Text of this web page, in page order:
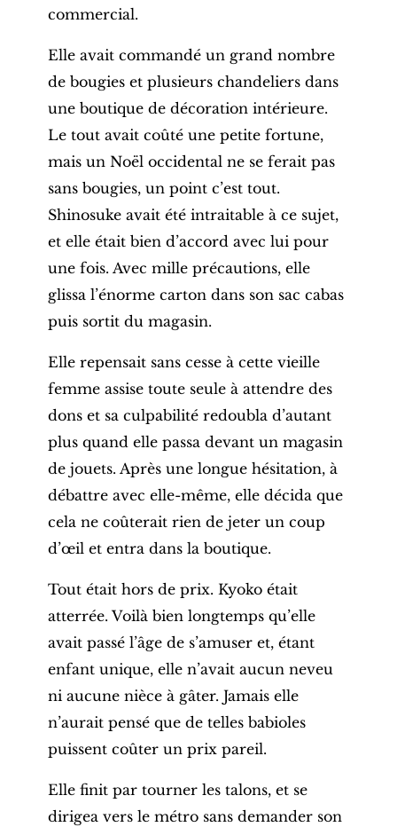
commercial.
Elle avait commandé un grand nombre
de bougies et plusieurs chandeliers dans
une boutique de décoration intérieure.
Le tout avait coûté une petite fortune,
mais un Noël occidental ne se ferait pas
sans bougies, un point c’est tout.
Shinosuke avait été intraitable à ce sujet,
et elle était bien d’accord avec lui pour
une fois. Avec mille précautions, elle
glissa l’énorme carton dans son sac cabas
puis sortit du magasin.
Elle repensait sans cesse à cette vieille
femme assise toute seule à attendre des
dons et sa culpabilité redoubla d’autant
plus quand elle passa devant un magasin
de jouets. Après une longue hésitation, à
débattre avec elle-même, elle décida que
cela ne coûterait rien de jeter un coup
d’œil et entra dans la boutique.
Tout était hors de prix. Kyoko était
atterrée. Voilà bien longtemps qu’elle
avait passé l’âge de s’amuser et, étant
enfant unique, elle n’avait aucun neveu
ni aucune nièce à gâter. Jamais elle
n’aurait pensé que de telles babioles
puissent coûter un prix pareil.
Elle finit par tourner les talons, et se
dirigea vers le métro sans demander son